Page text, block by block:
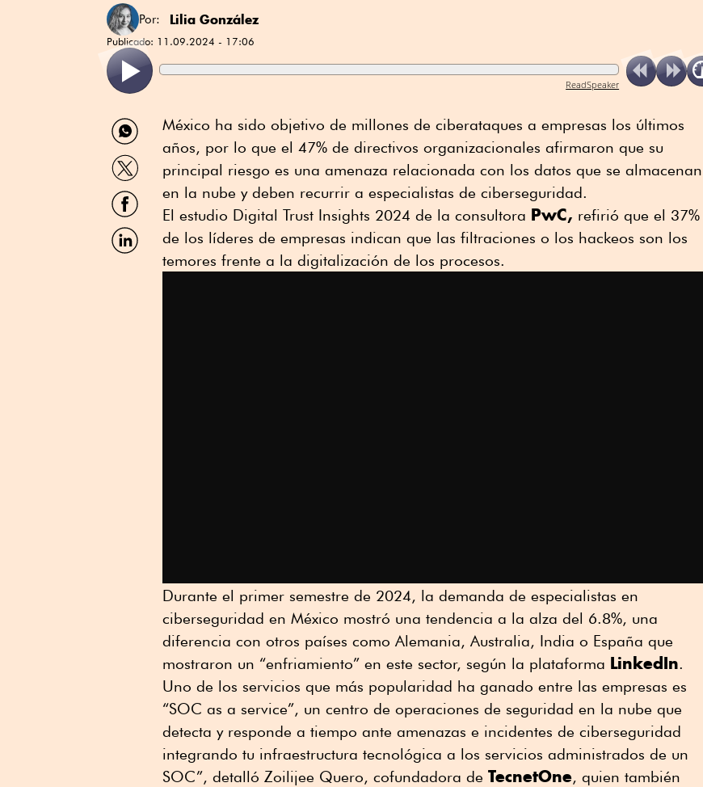
Por: Lilia González
Publicado: 11.09.2024 - 17:06
ReadSpeaker
Compartir
por
WhatsApp
Compartir
por
Twitter
Compartir
por
Facebook
Compartir
por
México ha sido objetivo de millones de ciberataques a empresas los últimos
años, por lo que el 47% de directivos organizacionales afirmaron que su
principal riesgo es una amenaza relacionada con los datos que se almacenan
en la nube y deben recurrir a especialistas de ciberseguridad.
El estudio Digital Trust Insights 2024 de la consultora PwC, refirió que el 37%
de los líderes de empresas indican que las filtraciones o los hackeos son los
temores frente a la digitalización de los procesos.
Durante el primer semestre de 2024, la demanda de especialistas en
ciberseguridad en México mostró una tendencia a la alza del 6.8%, una
diferencia con otros países como Alemania, Australia, India o España que
mostraron un “enfriamiento” en este sector, según la plataforma LinkedIn.
Uno de los servicios que más popularidad ha ganado entre las empresas es
“SOC as a service”, un centro de operaciones de seguridad en la nube que
detecta y responde a tiempo ante amenazas e incidentes de ciberseguridad
integrando tu infraestructura tecnológica a los servicios administrados de un
SOC”, detalló Zoilijee Quero, cofundadora de TecnetOne, quien también